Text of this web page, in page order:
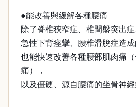
●能改善與緩解各種腰痛
除了脊椎狹窄症、椎間盤突出症
急性下背痙攣、腰椎滑脫症造成
也能快速改善各種腰部肌肉痛
痛），
以及僵硬、源自腰痛的坐骨神經